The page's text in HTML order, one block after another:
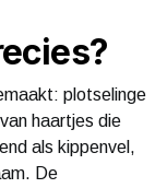
plotselinge
haartjes die
als kippenvel,
De